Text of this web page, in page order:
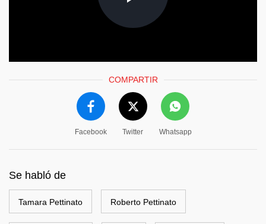
COMPARTIR
Facebook Twitter Whatsapp
Se habló de
Tamara Pettinato Roberto Pettinato